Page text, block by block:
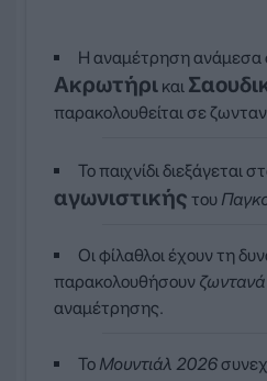
Η αναμέτρηση ανάμεσα
Ακρωτήρι και
παρακολουθείται σε
Το παιχνίδι διεξάγεται
αγωνιστικής του
Οι φίλαθλοι έχουν τη
παρακολουθήσουν ζωντανά
αναμέτρησης.
Το Μουντιάλ 2026